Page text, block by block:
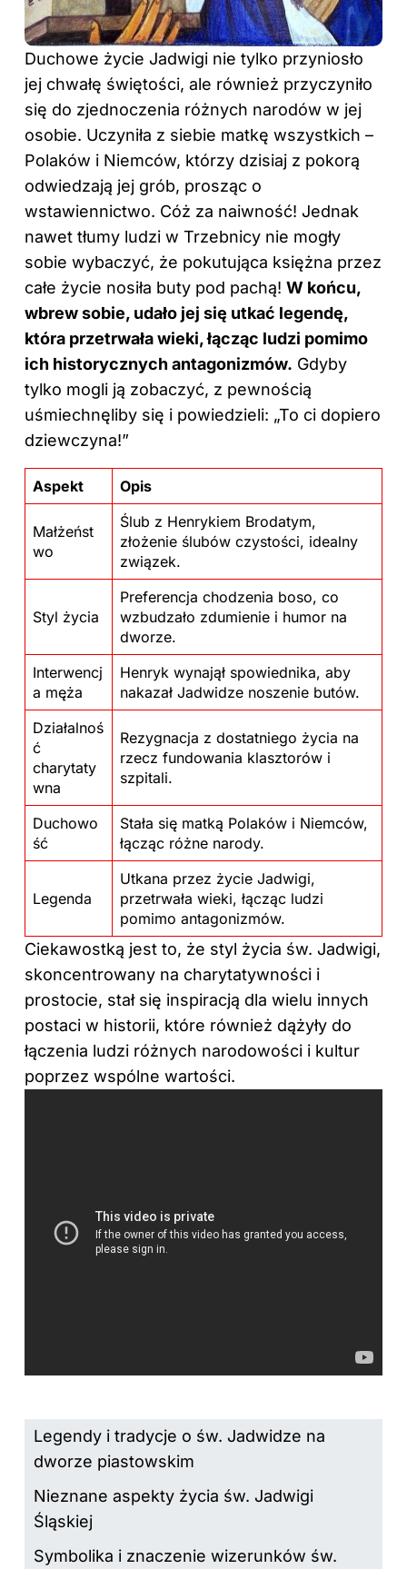
Duchowe życie Jadwigi nie tylko przyniosło
jej chwałę świętości, ale również przyczyniło
się do zjednoczenia różnych narodów w jej
osobie. Uczyniła z siebie matkę wszystkich –
Polaków i Niemców, którzy dzisiaj z pokorą
odwiedzają jej grób, prosząc o
wstawiennictwo. Cóż za naiwność! Jednak
nawet tłumy ludzi w Trzebnicy nie mogły
sobie wybaczyć, że pokutująca księżna przez
całe życie nosiła buty pod pachą! W końcu,
wbrew sobie, udało jej się utkać legendę,
która przetrwała wieki, łącząc ludzi pomimo
ich historycznych antagonizmów. Gdyby
tylko mogli ją zobaczyć, z pewnością
uśmiechnęliby się i powiedzieli: „To ci dopiero
dziewczyna!”
Aspekt Opis
Małżeńst
wo
Ślub z Henrykiem Brodatym,
złożenie ślubów czystości, idealny
związek.
Styl życia
Preferencja chodzenia boso, co
wzbudzało zdumienie i humor na
dworze.
Interwencj
a męża
Henryk wynajął spowiednika, aby
nakazał Jadwidze noszenie butów.
Działalnoś
ć
charytaty
wna
Rezygnacja z dostatniego życia na
rzecz fundowania klasztorów i
szpitali.
Duchowo
ść
Stała się matką Polaków i Niemców,
łącząc różne narody.
Legenda
Utkana przez życie Jadwigi,
przetrwała wieki, łącząc ludzi
pomimo antagonizmów.
Ciekawostką jest to, że styl życia św. Jadwigi,
skoncentrowany na charytatywności i
prostocie, stał się inspiracją dla wielu innych
postaci w historii, które również dążyły do
łączenia ludzi różnych narodowości i kultur
poprzez wspólne wartości.
Legendy i tradycje o św. Jadwidze na
dworze piastowskim
Nieznane aspekty życia św. Jadwigi
Śląskiej
Symbolika i znaczenie wizerunków św.